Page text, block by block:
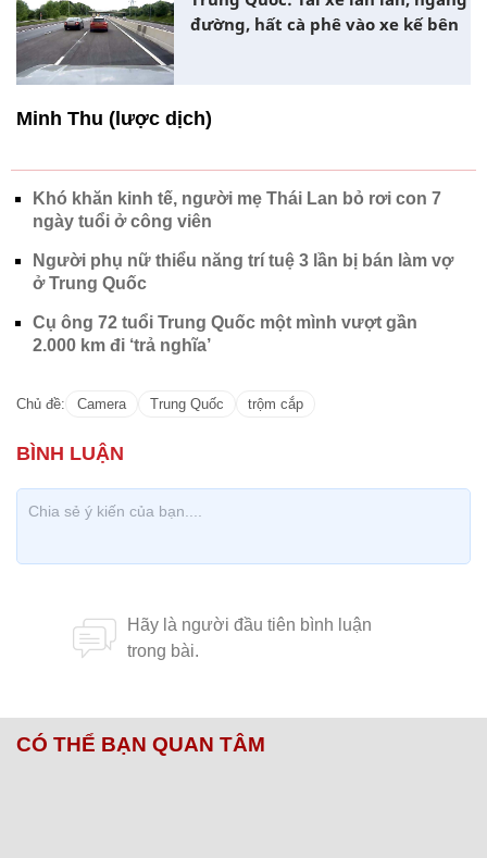
đường, hất cà phê vào xe kế bên
Minh Thu (lược dịch)
Khó khăn kinh tế, người mẹ Thái Lan bỏ rơi con 7
ngày tuổi ở công viên
Người phụ nữ thiểu năng trí tuệ 3 lần bị bán làm vợ
ở Trung Quốc
Cụ ông 72 tuổi Trung Quốc một mình vượt gần
2.000 km đi ‘trả nghĩa’
Chủ đề: Camera Trung Quốc trộm cắp
CÓ THỂ BẠN QUAN TÂM